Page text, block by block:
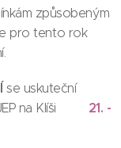
způsobeným
pro tento rok
se uskuteční
na Klíši 21. -